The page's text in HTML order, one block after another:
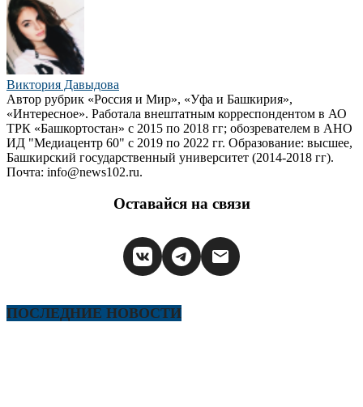
Виктория Давыдова
Автор рубрик «Россия и Мир», «Уфа и Башкирия»,
«Интересное». Работала внештатным корреспондентом в АО
ТРК «Башкортостан» с 2015 по 2018 гг; обозревателем в АНО
ИД "Медиацентр 60" с 2019 по 2022 гг. Образование: высшее,
Башкирский государственный университет (2014-2018 гг).
Почта: info@news102.ru.
Оставайся на связи
ПОСЛЕДНИЕ НОВОСТИ